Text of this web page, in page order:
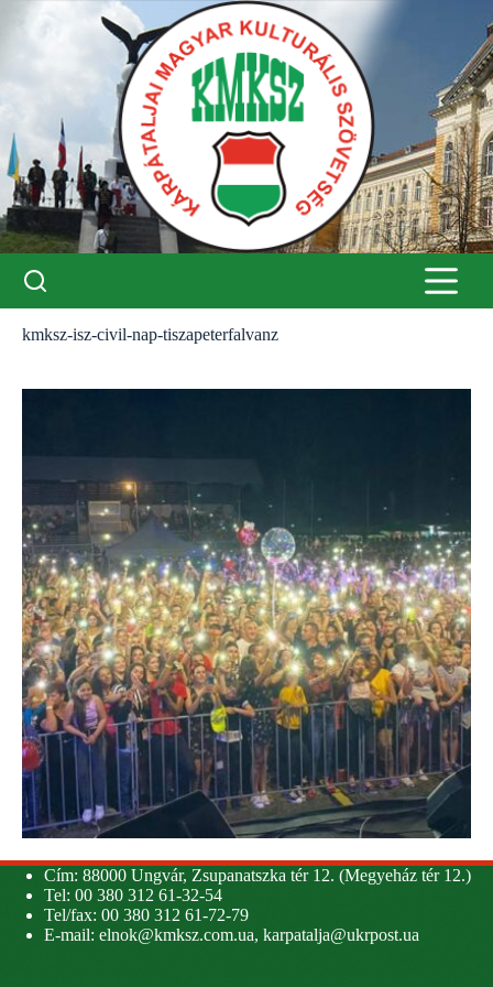
kmksz-isz-civil-nap-tiszapeterfalvanz
Cím: 88000 Ungvár, Zsupanatszka tér 12. (Megyeház tér 12.)
Tel: 00 380 312 61-32-54
Tel/fax: 00 380 312 61-72-79
E-mail: elnok@kmksz.com.ua, karpatalja@ukrpost.ua